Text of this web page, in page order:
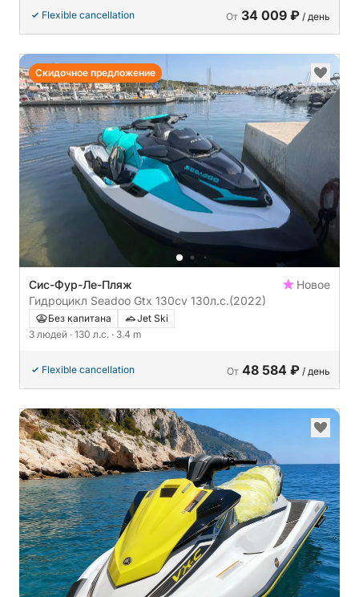
Flexible cancellation От 34 009 ₽ / день
Сис-Фур-Ле-Пляж
Новое
Гидроцикл Seadoo Gtx 130cv 130л.с.(2022)
Без капитана
Jet Ski
3 людей · 130 л.с. · 3.4 m
Flexible cancellation От 48 584 ₽ / день
Скидочное предложение